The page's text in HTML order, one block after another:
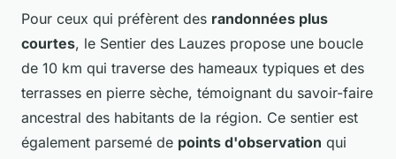
Pour ceux qui préfèrent des randonnées plus
courtes, le Sentier des Lauzes propose une boucle
de 10 km qui traverse des hameaux typiques et des
terrasses en pierre sèche, témoignant du savoir-faire
ancestral des habitants de la région. Ce sentier est
également parsemé de points d'observation qui